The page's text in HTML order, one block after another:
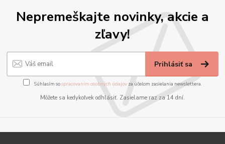
Nepremeškajte novinky, akcie a
zľavy!
Prihlásiť sa
Súhlasím sospracovaním osobných údajov za účelom zasielania newslettera.
Môžete sa kedykoľvek odhlásiť. Zasielame raz za 14 dní.